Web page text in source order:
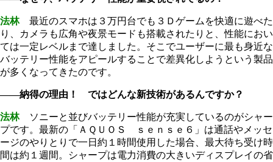
法林最近のスマホは３万円台でも３Ｄゲームを快適に遊べた
り、カメラも広角や夜景モードも搭載されたりと、性能におい
ては一定レベルまで達しました。そこでユーザーに最も身近な
バッテリー性能をアピールすることで差異化しようという製品
が多くなってきたのです。
――納得の理由！ ではどんな新技術があるんですか？
法林ソニーと並びバッテリー性能が充実しているのがシャー
プです。最新の「ＡＱＵＯＳ ｓｅｎｓｅ６」は通話やメッセ
ージのやりとりで一日約１時間使用した場合、最大待ち受け時
間は約１週間。シャープは電力消費の大きいディスプレイの省